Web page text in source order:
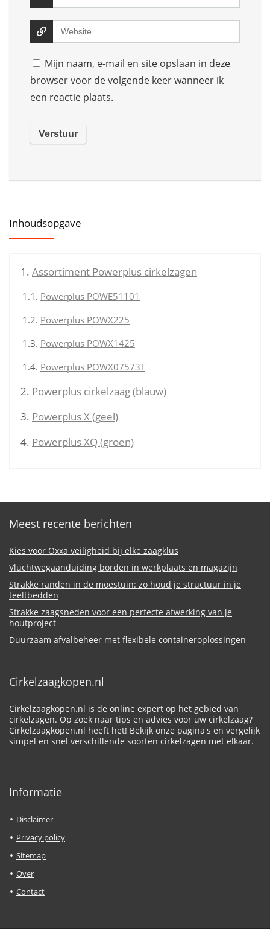
Mijn naam, e-mail en site opslaan in deze
browser voor de volgende keer wanneer ik
een reactie plaats.
Inhoudsopgave
Assortiment Powerplus cirkelzagen
Powerplus POWE51101
Powerplus POWX225
Powerplus POWX1425
Powerplus POWX07573T
Powerplus cirkelzaag (blauw)
Powerplus X (geel)
Powerplus XQ (groen)
Meest recente berichten
Kies voor Oxxa veiligheid bij elke zaagklus
Vluchtwegaanduiding borden in werkplaats en magazijn
Strakke randen in de moestuin: zo houd je structuur in je
teeltbedden
Strakke zaagsneden voor een perfecte afwerking van je
houtproject
Duurzaam afvalbeheer met flexibele containeroplossingen
Cirkelzaagkopen.nl
Cirkelzaagkopen.nl is de online expert op het gebied van
cirkelzagen. Op zoek naar tips en advies voor uw cirkelzaag?
Cirkelzaagkopen.nl heeft het! Bekijk onze pagina's en vergelijk
simpel en snel verschillende soorten cirkelzagen met elkaar.
Informatie
Disclaimer
Privacy policy
Sitemap
Over
Contact